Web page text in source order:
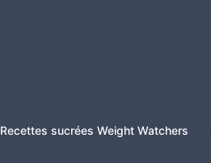
Recettes sucrées Weight Watchers